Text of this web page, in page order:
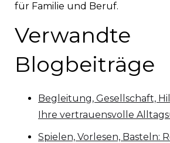
für Familie und Beruf.
Verwandte
Blogbeiträge
Begleitung, Gesellschaft,
Ihre vertrauensvolle
Spielen, Vorlesen, Basteln: